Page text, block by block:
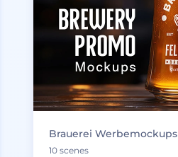
Brauerei Werbemockups
10 scenes